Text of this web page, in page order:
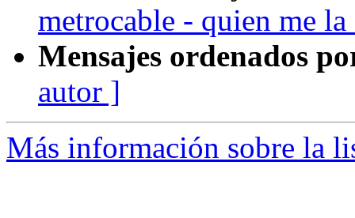
metrocable - quien me la
Mensajes ordenados
autor ]
Más información sobre la